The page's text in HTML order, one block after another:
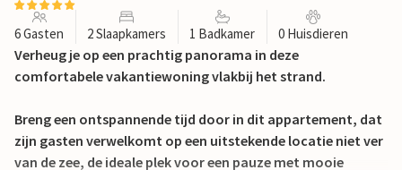
6 Gasten 2 Slaapkamers 1 Badkamer 0 Huisdieren
Verheug je op een prachtig panorama in deze
comfortabele vakantiewoning vlakbij het strand.
Breng een ontspannende tijd door in dit appartement, dat
zijn gasten verwelkomt op een uitstekende locatie niet ver
van de zee, de ideale plek voor een pauze met mooie